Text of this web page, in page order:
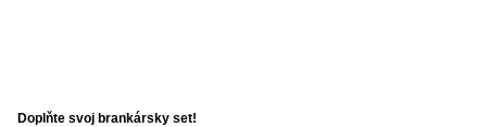
Doplňte svoj brankársky set!